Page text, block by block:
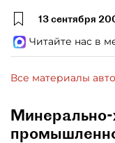
13 сентября
Читайте нас в
Все материалы